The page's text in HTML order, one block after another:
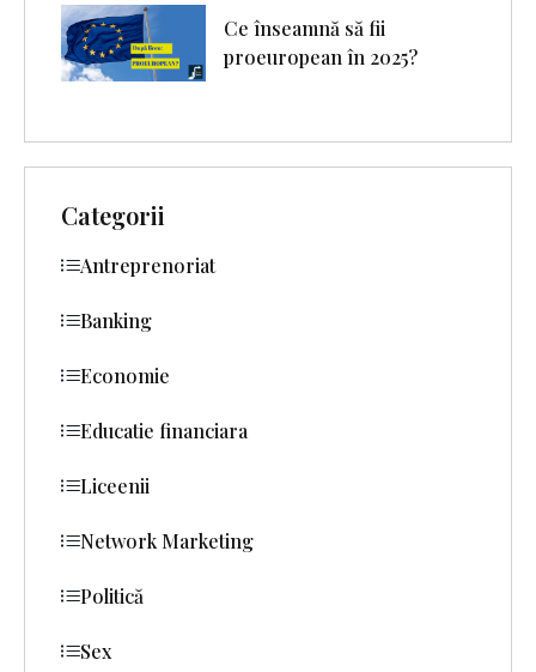
Ce înseamnă să fii
proeuropean în 2025?
Categorii
Antreprenoriat
Banking
Economie
Educatie financiara
Liceenii
Network Marketing
Politică
Sex